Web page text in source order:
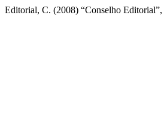
Editorial, C. (2008) “Conselho Editorial”,